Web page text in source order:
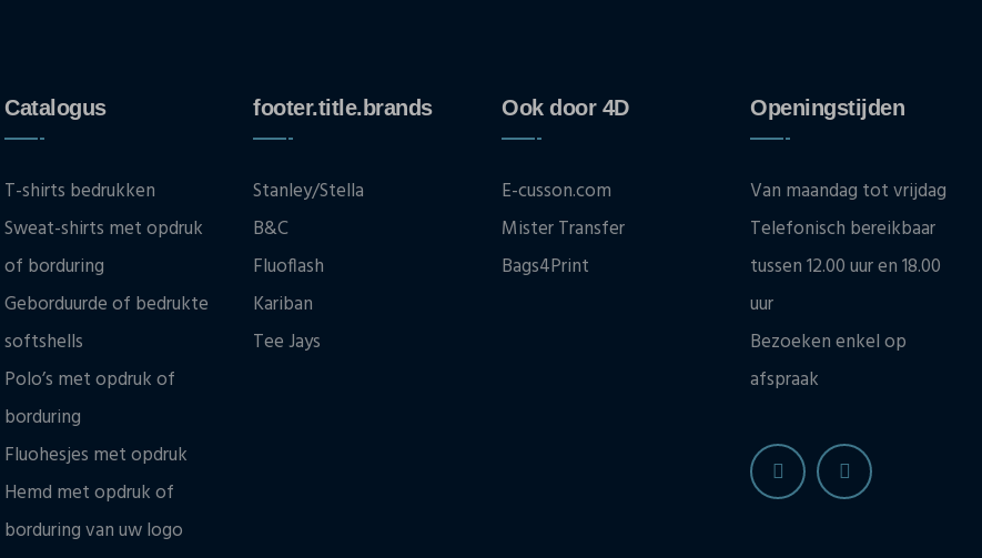
Catalogus
T-shirts bedrukken
Sweat-shirts met opdruk
of borduring
Geborduurde of bedrukte
softshells
Polo’s met opdruk of
borduring
Fluohesjes met opdruk
Hemd met opdruk of
borduring van uw logo
footer.title.brands
Stanley/Stella
B&C
Fluoflash
Kariban
Tee Jays
Ook door 4D
E-cusson.com
Mister Transfer
Bags4Print
Openingstijden
Van maandag tot vrijdag
Telefonisch bereikbaar
tussen 12.00 uur en 18.00
uur
Bezoeken enkel op
afspraak